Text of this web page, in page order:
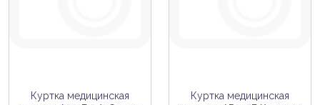
Куртка медицинская
Куртка медицинская